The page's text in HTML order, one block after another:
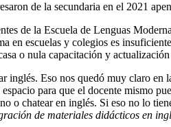
de la secundaria en el 2021
de la Escuela de Lenguas
en escuelas y colegios es
o nula capacitación y
inglés. Eso nos quedó muy claro
para que el docente mismo
o chatear en inglés. Si eso no lo
de materiales didácticos en